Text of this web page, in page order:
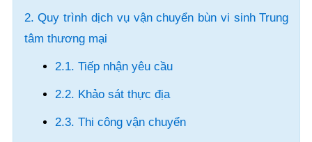
2. Quy trình dịch vụ vận chuyển bùn vi sinh Trung
tâm thương mại
2.1. Tiếp nhận yêu cầu
2.2. Khảo sát thực địa
2.3. Thi công vận chuyển